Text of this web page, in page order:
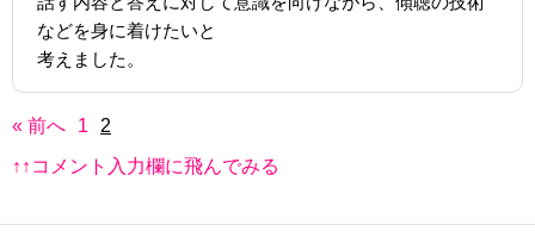
などを身に着けたいと
考えました。
« 前へ 1
2
↑↑コメント入力欄に飛んでみる